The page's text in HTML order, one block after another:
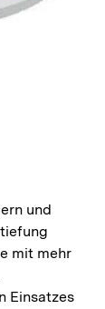
und
mit mehr
Einsatzes